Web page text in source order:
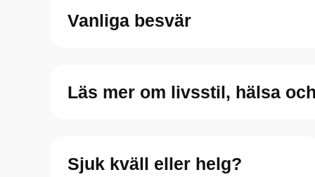
Vanliga besvär
Läs mer om livsstil, hälsa
Sjuk kväll eller helg?